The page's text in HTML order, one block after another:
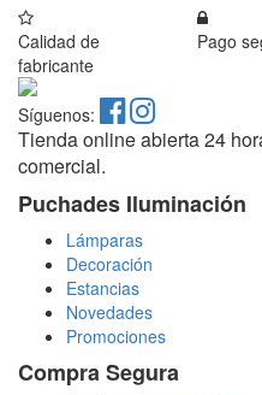
Calidad de
fabricante
Pago
Síguenos:
Tienda online abierta 24
comercial.
Puchades Iluminación
Lámparas
Decoración
Estancias
Novedades
Promociones
Compra Segura